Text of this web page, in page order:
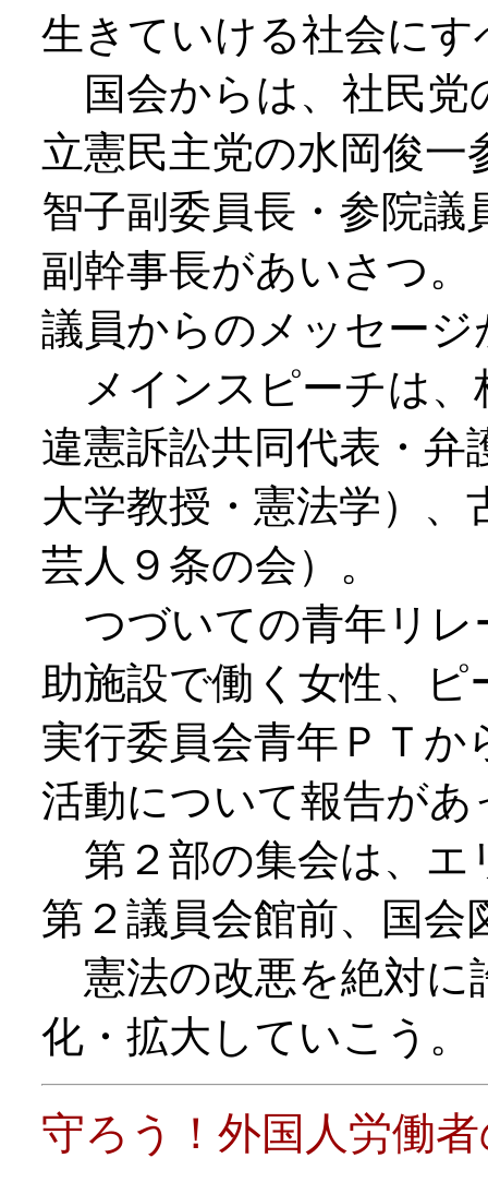
生きていける社会にす
国会からは、社民党
立憲民主党の水岡俊一
智子副委員長・参院議
副幹事長があいさつ
議員からのメッセー
メインスピーチは、
違憲訴訟共同代表・弁
大学教授・憲法学）、
芸人９条の会）。
つづいての青年リレ
助施設で働く女性、
実行委員会青年ＰＴ
活動について報告があ
第２部の集会は、エ
第２議員会館前、国
憲法の改悪を絶対に
化・拡大していこう。
守ろう！外国人労働